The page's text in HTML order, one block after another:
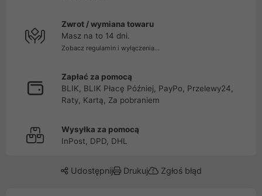
Zwrot / wymiana towaru
Masz na to 14 dni.
Zobacz regulamin i wyłączenia...
Zapłać za pomocą
BLIK, BLIK Płacę Później, PayPo, Przelewy24,
Raty, Kartą, Za pobraniem
Wysyłka za pomocą
InPost, DPD, DHL
Udostępnij Drukuj Zgłoś błąd